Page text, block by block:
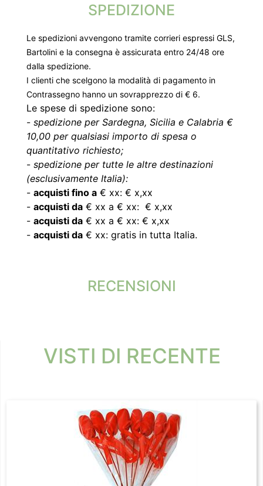
SPEDIZIONE
Le spedizioni avvengono tramite corrieri espressi GLS,
Bartolini e la consegna è assicurata entro 24/48 ore
dalla spedizione.
I clienti che scelgono la modalità di pagamento in
Contrassegno hanno un sovrapprezzo di € 6.
Le spese di spedizione sono:
- spedizione per Sardegna, Sicilia e Calabria €
10,00 per qualsiasi importo di spesa o
quantitativo richiesto;
- spedizione per tutte le altre destinazioni
(esclusivamente Italia):
- acquisti fino a € xx: € x,xx
- acquisti da € xx a € xx: € x,xx
- acquisti da € xx a € xx: € x,xx
- acquisti da € xx: gratis in tutta Italia.
RECENSIONI
VISTI DI RECENTE